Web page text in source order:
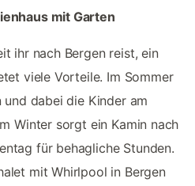
mit Garten
ihr nach Bergen reist, ein
viele Vorteile. Im Sommer
dabei die Kinder am
Winter sorgt ein Kamin nach
für behagliche Stunden.
mit Whirlpool in Bergen